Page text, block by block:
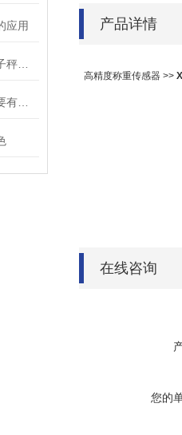
应用 产品详情
高精度称重传感器 >>
在线咨询
您的